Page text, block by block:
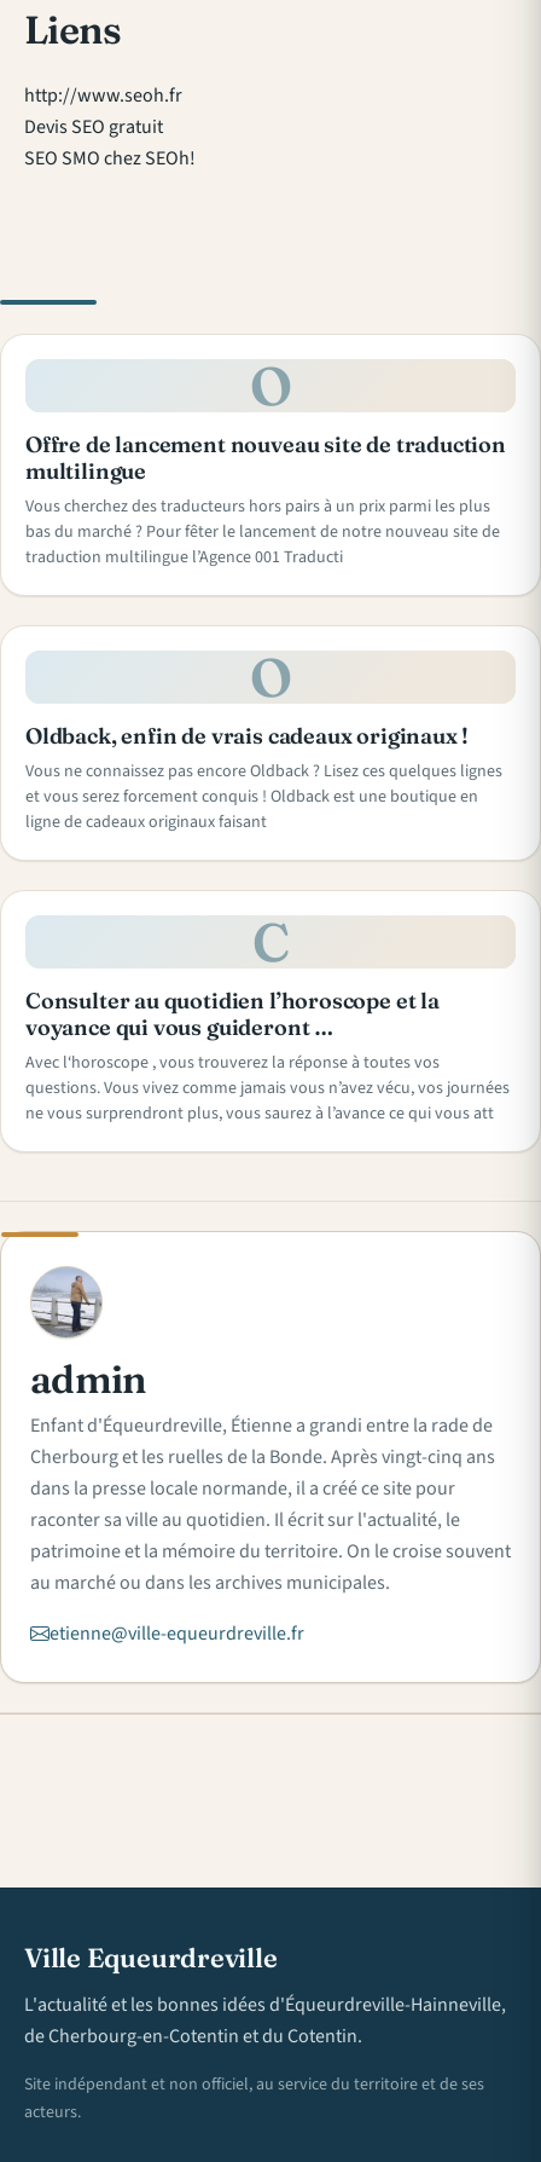
Liens
http://www.seoh.fr
Devis SEO gratuit
SEO SMO chez SEOh!
O
Offre de lancement nouveau site de traduction
multilingue
Vous cherchez des traducteurs hors pairs à un prix parmi les plus
bas du marché ? Pour fêter le lancement de notre nouveau site de
traduction multilingue l’Agence 001 Traducti
O
Oldback, enfin de vrais cadeaux originaux !
Vous ne connaissez pas encore Oldback ? Lisez ces quelques lignes
et vous serez forcement conquis ! Oldback est une boutique en
ligne de cadeaux originaux faisant
C
Consulter au quotidien l’horoscope et la
voyance qui vous guideront …
Avec l‘horoscope , vous trouverez la réponse à toutes vos
questions. Vous vivez comme jamais vous n’avez vécu, vos journées
ne vous surprendront plus, vous saurez à l’avance ce qui vous att
A
admin
Enfant d'Équeurdreville, Étienne a grandi entre la rade de
Cherbourg et les ruelles de la Bonde. Après vingt-cinq ans
dans la presse locale normande, il a créé ce site pour
raconter sa ville au quotidien. Il écrit sur l'actualité, le
patrimoine et la mémoire du territoire. On le croise souvent
au marché ou dans les archives municipales.
etienne@ville-equeurdreville.fr
Ville Equeurdreville
L'actualité et les bonnes idées d'Équeurdreville-Hainneville,
de Cherbourg-en-Cotentin et du Cotentin.
Site indépendant et non officiel, au service du territoire et de ses
acteurs.